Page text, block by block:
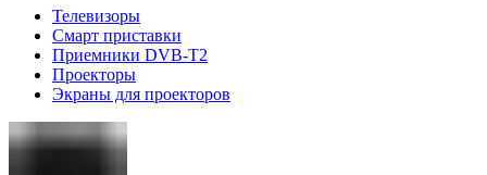
Телевизоры
Смарт приставки
Приемники DVB-T2
Проекторы
Экраны для проекторов